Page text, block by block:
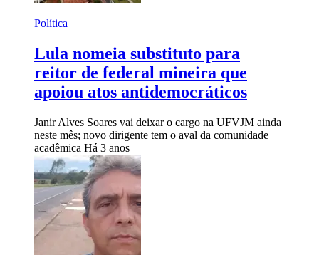
Política
Lula nomeia substituto para
reitor de federal mineira que
apoiou atos antidemocráticos
Janir Alves Soares vai deixar o cargo na UFVJM ainda
neste mês; novo dirigente tem o aval da comunidade
acadêmica Há 3 anos